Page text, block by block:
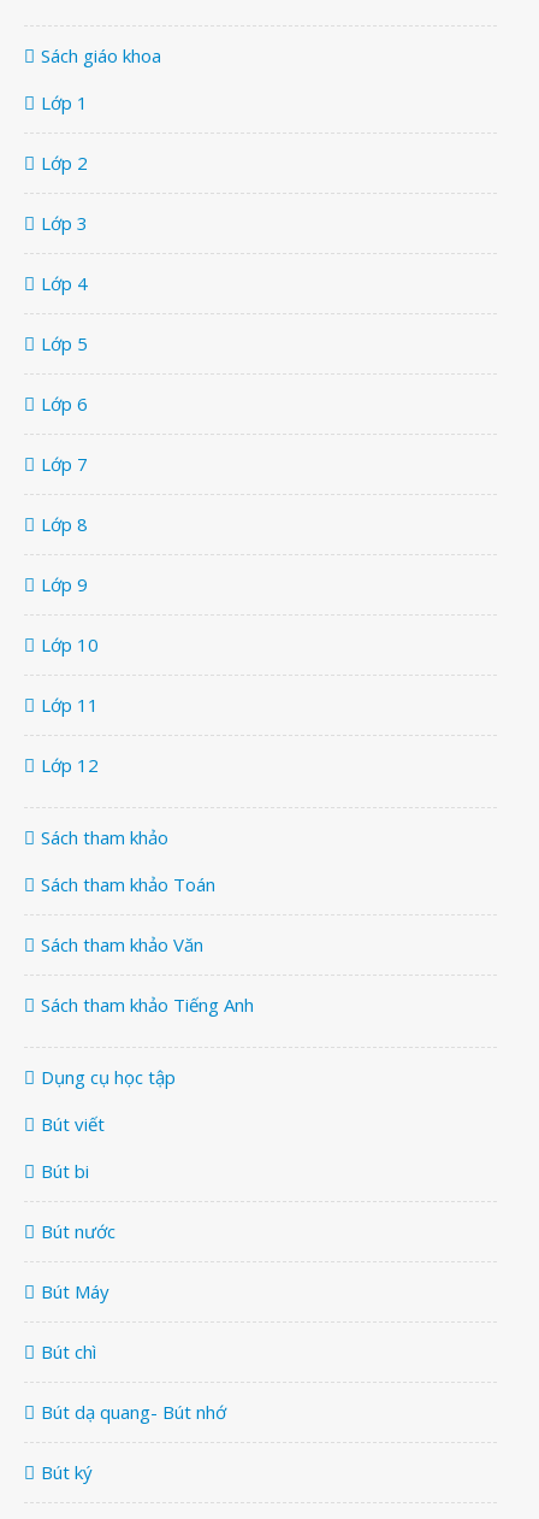
Sách giáo khoa
Lớp 1
Lớp 2
Lớp 3
Lớp 4
Lớp 5
Lớp 6
Lớp 7
Lớp 8
Lớp 9
Lớp 10
Lớp 11
Lớp 12
Sách tham khảo
Sách tham khảo Toán
Sách tham khảo Văn
Sách tham khảo Tiếng Anh
Dụng cụ học tập
Bút viết
Bút bi
Bút nước
Bút Máy
Bút chì
Bút dạ quang- Bút nhớ
Bút ký